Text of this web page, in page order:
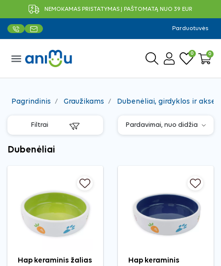
NEMOKAMAS PRISTATYMAS Į PAŠTOMATĄ NUO 39 EUR
Parduotuvės
menu 0 0
Pagrindinis Graužikams Dubenėliai, girdyklos ir
Filtrai
Dubenėliai
Hap keraminis žalias
Hap keraminis